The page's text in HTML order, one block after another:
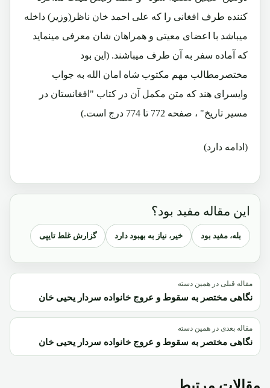
کننده طرف افغانی را که علی احمد خان ناظر(وزیر) داخله
میباشد با اعضای معیتی و همراهان شان معرفی مینماید
که آماده سفر به آن طرف میباشند. (این بود
مختصرمطالب مهم مکتوب شاه امان الله به جواب
وایسرای هند که متن مکمل آن در کتاب "افغانستان در
مسیر تاریخ" ، صفحه 772 تا 774 درج است.)
(ادامه دارد)
این مقاله مفید بود؟
بله، مفید بود خیر، نیاز به بهبود دارد گزارش غلط تایپی
مقاله قبلی در همین دسته
نگاهی مختصر به سقوط و عروج خانواده سردار یحیی خان
مقاله بعدی در همین دسته
نگاهی مختصر به سقوط و عروج خانواده سردار یحیی خان